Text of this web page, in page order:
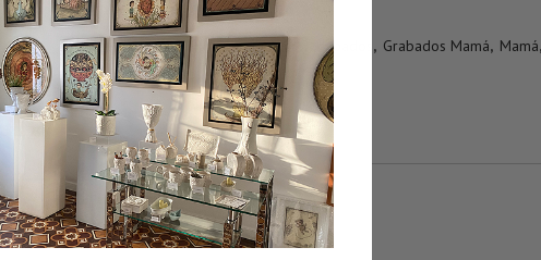
SKU:TEMPLOIIOVALADO
CATEGORÍAS:Femenino Grabados , Grabados Mamá, Mamá,
Universo
Vertical
MÁS INFORMACIÓN
PESO
N/D
DIMENSIONES
N/D